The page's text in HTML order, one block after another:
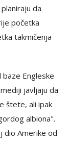
da
početka
takmičenja
Engleske
javljaju da
štete, ali ipak
albiona".
dio Amerike od